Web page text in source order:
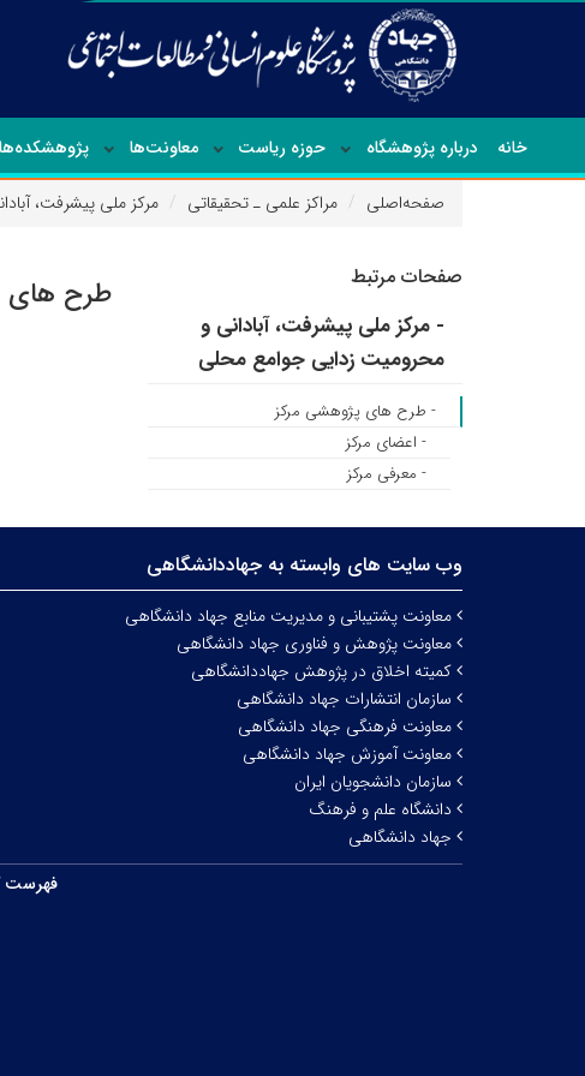
خانه درباره پژوهشگاه حوزه ریاست معاونت‌ها پژوهشکده‌ها
صفحه‌اصلی مراکز علمی ـ تحقیقاتی مرکز ملی پیشرفت،
طرح های صفحات مرتبط
- مرکز ملی پیشرفت، آبادانی و
محرومیت زدایی جوامع محلی
- طرح های پژوهشی مرکز
- اعضای مرکز
- معرفی مرکز
وب سایت های وابسته به جهاددانشگاهی
معاونت پشتیبانی و مدیریت منابع جهاد دانشگاهی
معاونت پژوهش و فناوری جهاد دانشگاهی
کمیته اخلاق در پژوهش جهاددانشگاهی
سازمان انتشارات جهاد دانشگاهی
معاونت فرهنگی جهاد دانشگاهی
معاونت آموزش جهاد دانشگاهی
سازمان دانشجویان ایران
دانشگاه علم و فرهنگ
جهاد دانشگاهی
فهرست